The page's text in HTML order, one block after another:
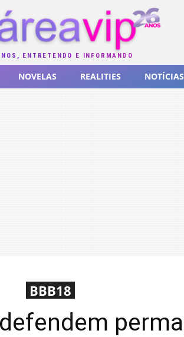
ENTRETENDO E INFORMANDO
NOVELAS REALITIES NOTÍCIAS
BBB18